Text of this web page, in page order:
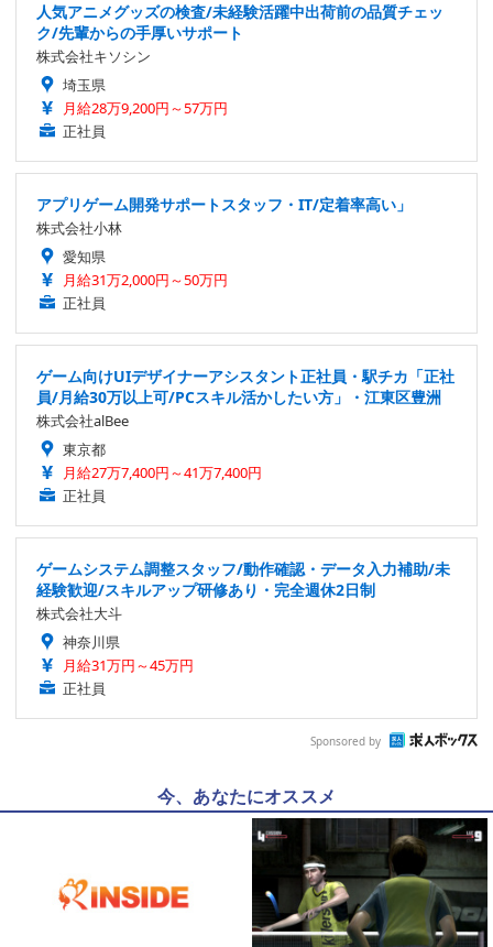
人気アニメグッズの検査/未経験活躍中出荷前の品質チェッ
ク/先輩からの手厚いサポート
株式会社キソシン
埼玉県
月給28万9,200円～57万円
正社員
アプリゲーム開発サポートスタッフ・IT/定着率高い」
株式会社小林
愛知県
月給31万2,000円～50万円
正社員
ゲーム向けUIデザイナーアシスタント正社員・駅チカ「正社
員/月給30万以上可/PCスキル活かしたい方」・江東区豊洲
株式会社alBee
東京都
月給27万7,400円～41万7,400円
正社員
ゲームシステム調整スタッフ/動作確認・データ入力補助/未
経験歓迎/スキルアップ研修あり・完全週休2日制
株式会社大斗
神奈川県
月給31万円～45万円
正社員
Sponsored by
今、あなたにオススメ